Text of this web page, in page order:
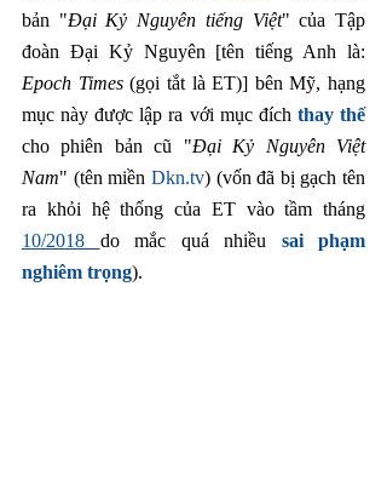
bản "Đại Kỷ Nguyên tiếng Việt" của Tập
Epoch Times (gọi tắt là ET)] bên Mỹ, hạng
mục này được lập ra với mục đích thay thế
cho phiên bản cũ "Đại Kỷ Nguyên Việt
Nam" (tên miền Dkn.tv) (vốn đã bị gạch tên
10/2018 do mắc quá nhiều sai phạm
nghiêm trọng).